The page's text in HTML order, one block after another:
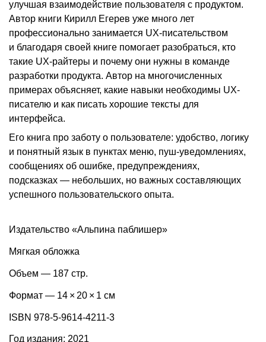
улучшая взаимодействие пользователя с продуктом.
Автор книги Кирилл Егерев уже много лет
профессионально занимается UX-писательством
и благодаря своей книге помогает разобраться, кто
такие UX-райтеры и почему они нужны в команде
разработки продукта. Автор на многочисленных
примерах объясняет, какие навыки необходимы UX-
писателю и как писать хорошие тексты для
интерфейса.
Его книга про заботу о пользователе: удобство, логику
и понятный язык в пунктах меню, пуш-уведомлениях,
сообщениях об ошибке, предупреждениях,
подсказках — небольших, но важных составляющих
успешного пользовательского опыта.
Издательство «Альпина паблишер»
Мягкая обложка
Объем — 187 стр.
Формат — 14 × 20 × 1 см
ISBN 978-5-9614-4211-3
Год издания: 2021